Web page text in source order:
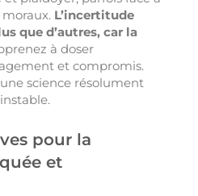
L’incertitude
que d’autres, car la
à doser
et compromis.
science résolument
pour la
et